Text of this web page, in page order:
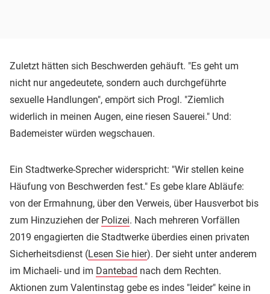
Zuletzt hätten sich Beschwerden gehäuft. "Es geht um
nicht nur angedeutete, sondern auch durchgeführte
sexuelle Handlungen", empört sich Progl. "Ziemlich
widerlich in meinen Augen, eine riesen Sauerei." Und:
Bademeister würden wegschauen.
Ein Stadtwerke-Sprecher widerspricht: "Wir stellen keine
Häufung von Beschwerden fest." Es gebe klare Abläufe:
von der Ermahnung, über den Verweis, über Hausverbot bis
zum Hinzuziehen der Polizei. Nach mehreren Vorfällen
2019 engagierten die Stadtwerke überdies einen privaten
Sicherheitsdienst (Lesen Sie hier). Der sieht unter anderem
im Michaeli- und im Dantebad nach dem Rechten.
Aktionen zum Valentinstag gebe es indes "leider" keine in